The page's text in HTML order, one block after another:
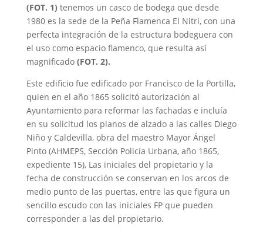
(FOT. 1) tenemos un casco de bodega que desde
1980 es la sede de la Peña Flamenca El Nitri, con una
perfecta integración de la estructura bodeguera con
el uso como espacio flamenco, que resulta así
magnificado (FOT. 2).
Este edificio fue edificado por Francisco de la Portilla,
quien en el año 1865 solicitó autorización al
Ayuntamiento para reformar las fachadas e incluía
en su solicitud los planos de alzado a las calles Diego
Niño y Caldevilla, obra del maestro Mayor Ángel
Pinto (AHMEPS, Sección Policía Urbana, año 1865,
expediente 15), Las iniciales del propietario y la
fecha de construcción se conservan en los arcos de
medio punto de las puertas, entre las que figura un
sencillo escudo con las iniciales FP que pueden
corresponder a las del propietario.